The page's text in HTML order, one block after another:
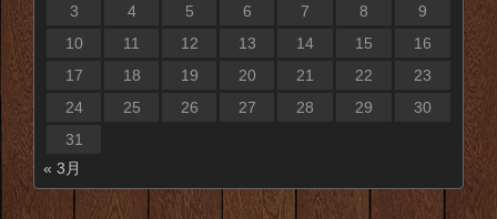
3
4 5 6 7 8
9
10
11 12 13 14 15
16
17
18 19 20 21 22
23
24
25 26 27 28 29
30
31
« 3月